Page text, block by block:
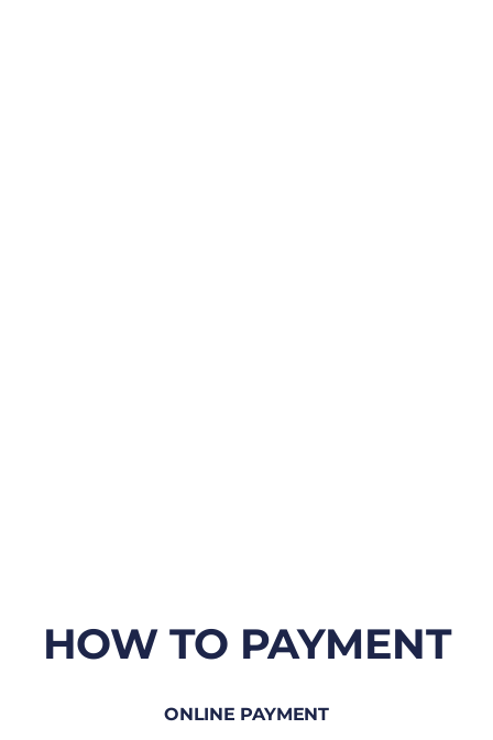
HOW TO PAYMENT
ONLINE PAYMENT